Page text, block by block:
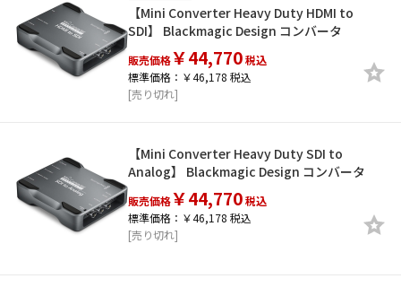
【Mini Converter Heavy Duty HDMI to
SDI】 Blackmagic Design コンバータ
販売価格￥44,770税込
標準価格：￥46,178 税込
[売り切れ]
【Mini Converter Heavy Duty SDI to
Analog】 Blackmagic Design コンバータ
販売価格￥44,770税込
標準価格：￥46,178 税込
[売り切れ]